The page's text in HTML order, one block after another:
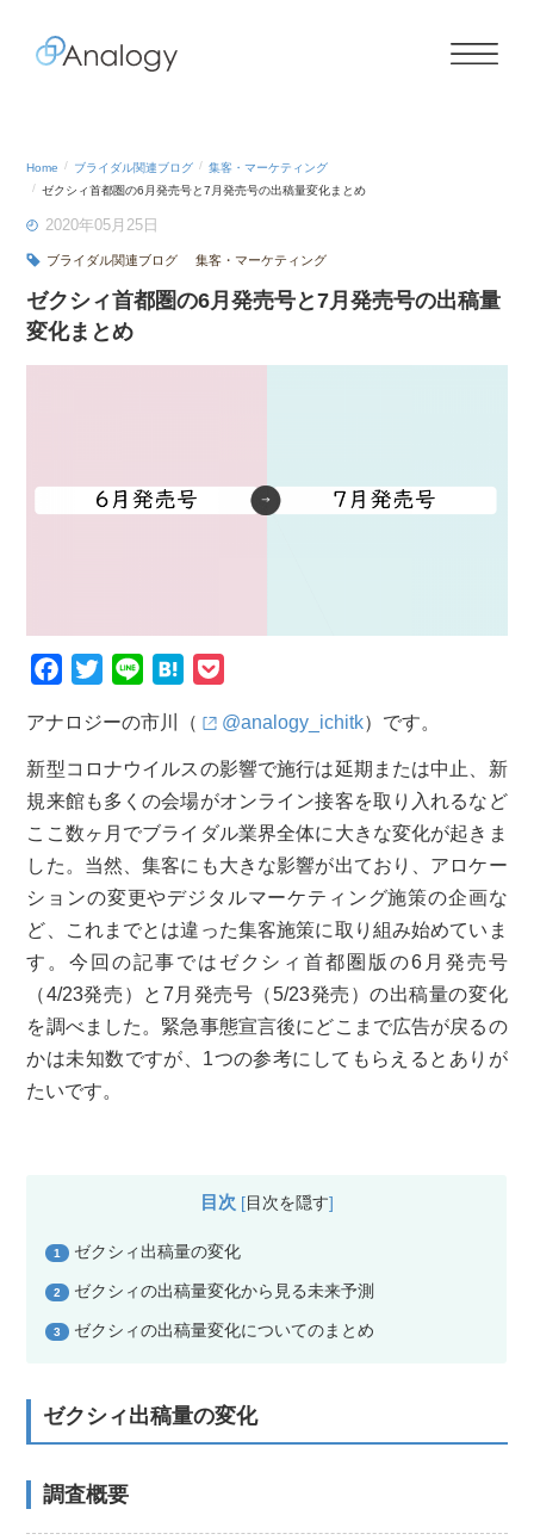
Home ブライダル関連ブログ
集客・マーケティング
ゼクシィ首都圏の6月発売号と7月発売号の出稿量変化まとめ
2020年05月25日
ブライダル関連ブログ 集客・マーケティング
ゼクシィ首都圏の6月発売号と7月発売号の出稿量
変化まとめ
c
e
b
o
o
k
t
t
e
r
n
e
H
e
n
a
c
k
e
t
アナロジーの市川（ @analogy_ichitk）です。
新型コロナウイルスの影響で施行は延期または中止、新
規来館も多くの会場がオンライン接客を取り入れるなど
ここ数ヶ月でブライダル業界全体に大きな変化が起きま
した。当然、集客にも大きな影響が出ており、アロケー
ションの変更やデジタルマーケティング施策の企画な
ど、これまでとは違った集客施策に取り組み始めていま
す。今回の記事ではゼクシィ首都圏版の6月発売号
（4/23発売）と7月発売号（5/23発売）の出稿量の変化
を調べました。緊急事態宣言後にどこまで広告が戻るの
かは未知数ですが、1つの参考にしてもらえるとありが
たいです。
目次 [目次を隠す]
1 ゼクシィ出稿量の変化
2 ゼクシィの出稿量変化から見る未来予測
3 ゼクシィの出稿量変化についてのまとめ
ゼクシィ出稿量の変化
調査概要